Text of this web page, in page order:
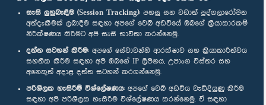
සැසි ලුහුබැඳීම (Session Tracking): පහසු සහ වඩාත් පුද්ගලාරෝපිත
අත්දැකීමක් ලබාදීම සඳහා අපගේ වෙබ් අඩවියේ ඔබගේ ක්‍රියාකාරකම්
නිරීක්ෂණය කිරීමට අපි සැසි භාවිතා කරන්නෙමු.
දත්ත සටහන් කිරීම: අපගේ සේවාවන්හි ආරක්ෂාව සහ ක්‍රියාකාරීත්වය
සහතික කිරීම සඳහා අපි ඔබගේ IP ලිපිනය, උපාංග විස්තර සහ
අනෙකුත් අදාළ දත්ත සටහන් කරගන්නෙමු.
පරිශීලක හැසිරීම් විශ්ලේෂණය: අපගේ වෙබ් අඩවිය වැඩිදියුණු කිරීම
සඳහා අපි පරිශීලක හැසිරීම විශ්ලේෂණය කරන්නෙමු. ඒ සඳහා
අප හා සම්බන්ධ වී සිටින්න :
සම්මාන